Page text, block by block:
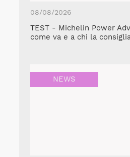
08/08/2026
TEST - Michelin Power
come va e a chi la
NEWS